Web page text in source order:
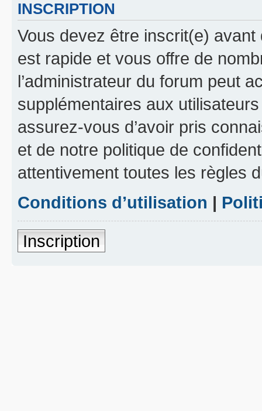
INSCRIPTION
Vous devez être inscrit(e) avant
est rapide et vous offre de
l’administrateur du forum peut
supplémentaires aux
assurez-vous d’avoir pris
et de notre politique de
attentivement toutes les règles
Conditions d’utilisation |
Inscription